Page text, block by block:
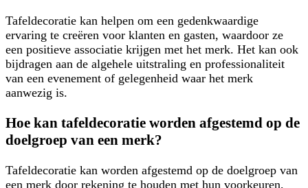
Tafeldecoratie kan helpen om een gedenkwaardige
ervaring te creëren voor klanten en gasten, waardoor ze
een positieve associatie krijgen met het merk. Het kan ook
bijdragen aan de algehele uitstraling en professionaliteit
van een evenement of gelegenheid waar het merk
aanwezig is.
Hoe kan tafeldecoratie worden afgestemd op de
doelgroep van een merk?
Tafeldecoratie kan worden afgestemd op de doelgroep van
een merk door rekening te houden met hun voorkeuren,